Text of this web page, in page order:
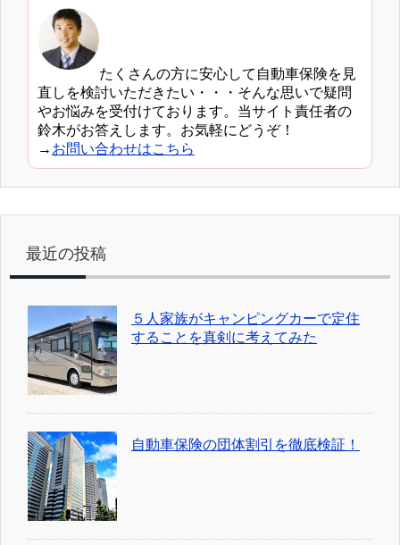
たくさんの方に安心して自動車保険を見
直しを検討いただきたい・・・そんな思いで疑問
やお悩みを受付けております。当サイト責任者の
鈴木がお答えします。お気軽にどうぞ！
→ お問い合わせはこちら
最近の投稿
５人家族がキャンピングカーで定住
することを真剣に考えてみた
自動車保険の団体割引を徹底検証！